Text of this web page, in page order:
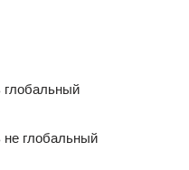
глобальный
не глобальный